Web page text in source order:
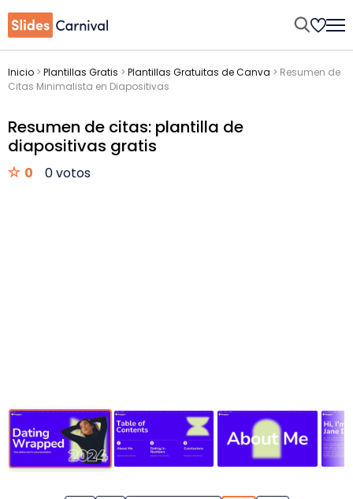
Inicio > Plantillas Gratis > Plantillas Gratuitas de Canva > Resumen de
Citas Minimalista en Diapositivas
Resumen de citas: plantilla de
diapositivas gratis
0 0 votos